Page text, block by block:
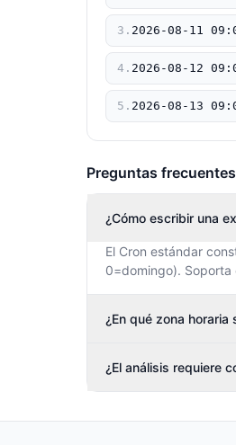
3 . 2026 -08 - 11 09 :
4 . 2026 -08 - 12 09 :
5 . 2026 -08 - 13 09 :
Preguntas frecuentes
¿Cómo escribir una
El Cron estándar
0=domingo). Soporta
¿En qué zona
¿El análisis requiere